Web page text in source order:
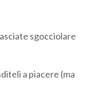
sgocciolare
a piacere (ma